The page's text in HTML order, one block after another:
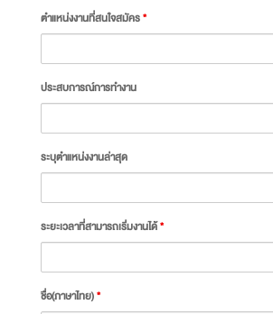
ตำแหน่งงานที่สนใจสมัคร*
ประสบการณ์การทำงาน
ระบุตำแหน่งงานล่าสุด
ระยะเวลาที่สามารถเริ่มงานได้*
ชื่อ(ภาษาไทย)*